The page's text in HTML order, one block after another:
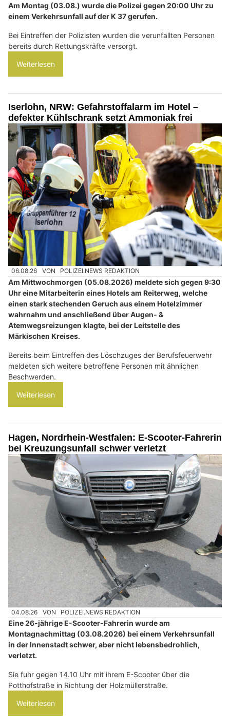
Am Montag (03.08.) wurde die Polizei gegen 20:00 Uhr zu
einem Verkehrsunfall auf der K 37 gerufen.
Bei Eintreffen der Polizisten wurden die verunfallten Personen
bereits durch Rettungskräfte versorgt.
Weiterlesen
Iserlohn, NRW: Gefahrstoffalarm im Hotel –
defekter Kühlschrank setzt Ammoniak frei
06.08.26 VON POLIZEI.NEWS REDAKTION
Am Mittwochmorgen (05.08.2026) meldete sich gegen 9:30
Uhr eine Mitarbeiterin eines Hotels am Reiterweg, welche
einen stark stechenden Geruch aus einem Hotelzimmer
wahrnahm und anschließend über Augen- &
Atemwegsreizungen klagte, bei der Leitstelle des
Märkischen Kreises.
Bereits beim Eintreffen des Löschzuges der Berufsfeuerwehr
meldeten sich weitere betroffene Personen mit ähnlichen
Beschwerden.
Weiterlesen
Hagen, Nordrhein-Westfalen: E-Scooter-Fahrerin
bei Kreuzungsunfall schwer verletzt
04.08.26 VON POLIZEI.NEWS REDAKTION
Eine 26-jährige E-Scooter-Fahrerin wurde am
Montagnachmittag (03.08.2026) bei einem Verkehrsunfall
in der Innenstadt schwer, aber nicht lebensbedrohlich,
verletzt.
Sie fuhr gegen 14.10 Uhr mit ihrem E-Scooter über die
Potthofstraße in Richtung der Holzmüllerstraße.
Weiterlesen